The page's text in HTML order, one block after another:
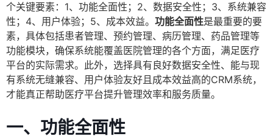
个关键要素：1、功能全面性；2、数据安全性；3、系统兼容
性；4、用户体验；5、成本效益。 功能全面性是最重要的要
素，具体包括患者管理、预约管理、病历管理、药品管理等
功能模块，确保系统能覆盖医院管理的各个方面，满足医疗
平台的实际需求。此外，选择具有良好数据安全性、能与现
有系统无缝兼容、用户体验友好且成本效益高的CRM系统，
才能真正帮助医疗平台提升管理效率和服务质量。
一、功能全面性